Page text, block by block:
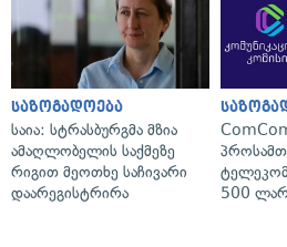
საზოგადოება
საია: სტრასბურგმა მზია
ამაღლობელის საქმეზე
რიგით მეოთხე საჩივარი
დაარეგისტრირა
500